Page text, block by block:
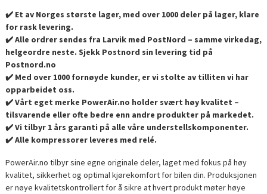
✔️ Et av Norges største lager, med over 1000 deler på lager, klare
for rask levering.
✔️ Alle ordrer sendes fra Larvik med PostNord – samme virkedag,
helgeordre neste. Sjekk Postnord sin levering tid på
Postnord.no
✔️ Med over 1000 fornøyde kunder, er vi stolte av tilliten vi har
opparbeidet oss.
✔️ Vårt eget merke PowerAir.no holder svært høy kvalitet –
tilsvarende eller ofte bedre enn andre produkter på markedet.
✔️ Vi tilbyr 1 års garanti på alle våre understellskomponenter.
✔️ Alle kompressorer leveres med relé.
PowerAir.no tilbyr sine egne originale deler, laget med fokus på høy
kvalitet, sikkerhet og optimal kjørekomfort for bilen din. Produksjonen
er nøye kvalitetskontrollert for å sikre at hvert produkt møter høye